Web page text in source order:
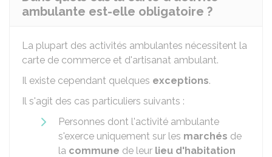
ambulante est-elle obligatoire ?
La plupart des activités ambulantes nécessitent la
carte de commerce et d'artisanat ambulant.
Il existe cependant quelques exceptions.
Il s'agit des cas particuliers suivants :
Personnes dont l'activité ambulante
s'exerce uniquement sur les marchés de
la commune de leur lieu d'habitation